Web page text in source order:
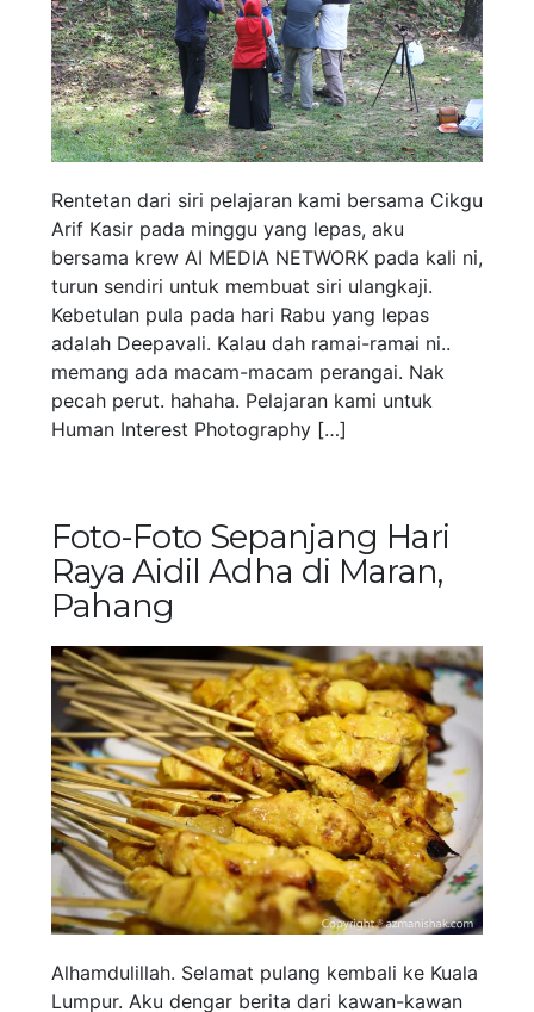
Rentetan dari siri pelajaran kami bersama Cikgu
Arif Kasir pada minggu yang lepas, aku
bersama krew AI MEDIA NETWORK pada kali ni,
turun sendiri untuk membuat siri ulangkaji.
Kebetulan pula pada hari Rabu yang lepas
adalah Deepavali. Kalau dah ramai-ramai ni..
memang ada macam-macam perangai. Nak
pecah perut. hahaha. Pelajaran kami untuk
Human Interest Photography […]
Foto-Foto Sepanjang Hari
Raya Aidil Adha di Maran,
Pahang
Alhamdulillah. Selamat pulang kembali ke Kuala
Lumpur. Aku dengar berita dari kawan-kawan